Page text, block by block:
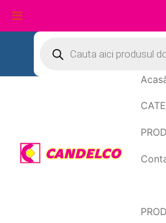
conținut
search